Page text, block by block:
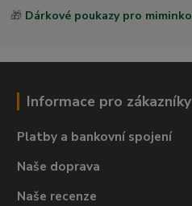
🎁 Dárkové poukazy pro miminko
Informace pro zákazníky
Platby a bankovní spojení
Naše doprava
Naše recenze